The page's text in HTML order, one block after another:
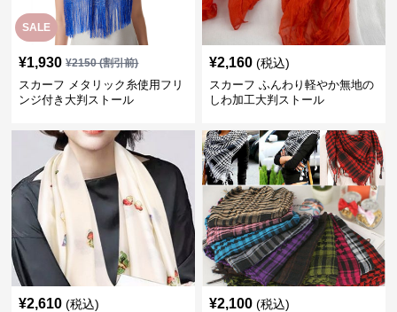
SALE
¥1,930 ¥2150(割引前)
スカーフ メタリック糸使用フリ
ンジ付き大判ストール
¥2,160 (税込)
スカーフ ふんわり軽やか無地の
しわ加工大判ストール
¥2,610 (税込) ¥2,100 (税込)